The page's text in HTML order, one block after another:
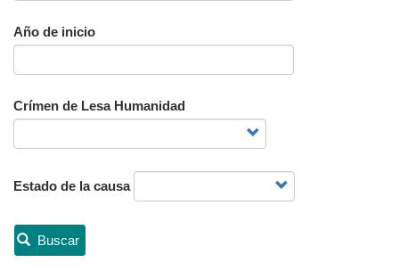
Año de inicio
Crímen de Lesa Humanidad
Estado de la causa
Buscar